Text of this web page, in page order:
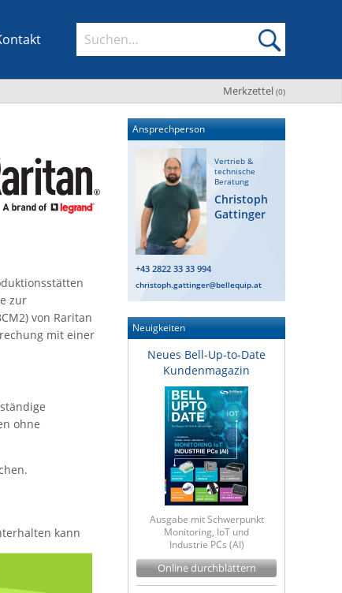
Merkzettel (0)
zur
von Raritan
mit einer
ohne
kann
Ansprechperson
Vertrieb &
technische
Beratung
Christoph
Gattinger
+43 2822 33 33 994
christoph.gattinger@bellequip.at
Neuigkeiten
Neues Bell-Up-to-Date
Kundenmagazin
Ausgabe mit Schwerpunkt
Monitoring, IoT und
Industrie PCs (AI)
Online durchblättern